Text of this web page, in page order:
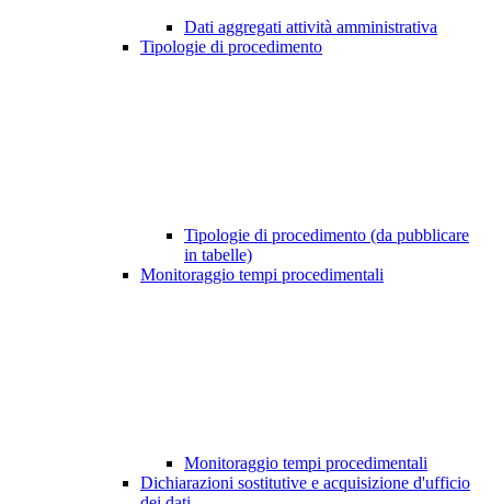
Dati aggregati attività amministrativa
Tipologie di procedimento
Tipologie di procedimento (da pubblicare
in tabelle)
Monitoraggio tempi procedimentali
Monitoraggio tempi procedimentali
Dichiarazioni sostitutive e acquisizione d'ufficio